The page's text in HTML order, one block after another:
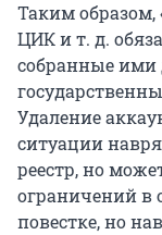
Таким образом,
ЦИК и т. д.
собранные
Удаление
ситуации
реестр, но
ограничений в
повестке, но